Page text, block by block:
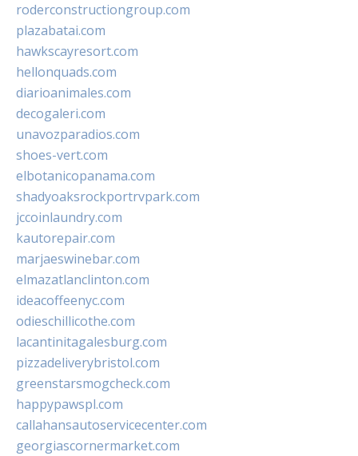
roderconstructiongroup.com
plazabatai.com
hawkscayresort.com
hellonquads.com
diarioanimales.com
decogaleri.com
unavozparadios.com
shoes-vert.com
elbotanicopanama.com
shadyoaksrockportrvpark.com
jccoinlaundry.com
kautorepair.com
marjaeswinebar.com
elmazatlanclinton.com
ideacoffeenyc.com
odieschillicothe.com
lacantinitagalesburg.com
pizzadeliverybristol.com
greenstarsmogcheck.com
happypawspl.com
callahansautoservicecenter.com
georgiascornermarket.com